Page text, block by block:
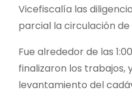
Vicefiscalía las
parcial la circulación de
Fue alrededor de las
finalizaron los trabajos,
levantamiento del